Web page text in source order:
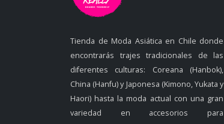
Tienda de Moda Asiática en Chile donde
encontrarás trajes tradicionales de las
diferentes culturas: Coreana (Hanbok),
China (Hanfu) y Japonesa (Kimono, Yukata y
Haori) hasta la moda actual con una gran
variedad en accesorios para